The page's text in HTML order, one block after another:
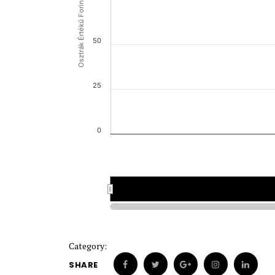
Osztrák Értékű Forint (OEF)
0
25
50
Category:
SHARE